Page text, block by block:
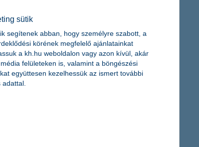
sütik
segítenek abban, hogy személyre szabott, a
körének megfelelő ajánlatainkat
a kh.hu weboldalon vagy azon kívül, akár
felületeken is, valamint a böngészési
együttesen kezelhessük az ismert további